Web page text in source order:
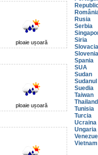
ploaie ușoară
ploaie ușoară
Rusia
Serbia
Siria
Slovacia
Slovenia
Spania
SUA
Sudan
Sudanul
Suedia
Taiwan
Tunisia
Turcia
Ucraina
Ungaria
Vietnam